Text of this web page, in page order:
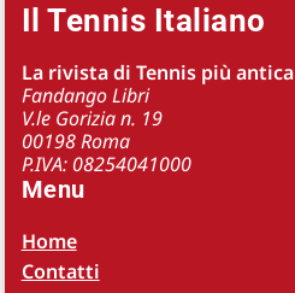
Il Tennis Italiano
La rivista di Tennis più
Fandango Libri
V.le Gorizia n. 19
00198 Roma
P.IVA: 08254041000
Menu
Home
Contatti